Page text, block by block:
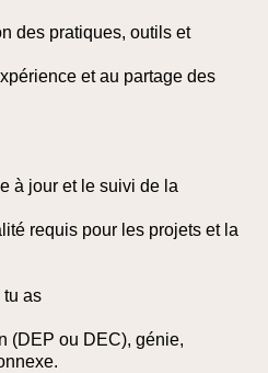
des pratiques, outils et
et au partage des
à jour et le suivi de la
requis pour les projets et la
tu as
(DEP ou DEC), génie,